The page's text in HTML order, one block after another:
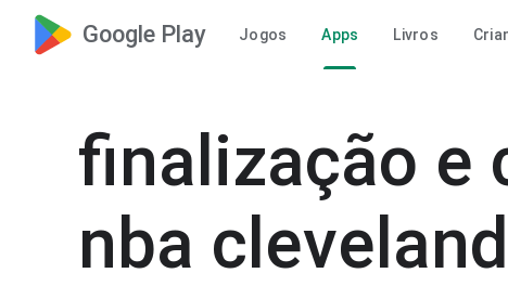
Google Play Jogos Apps Livros
finalização e
nba